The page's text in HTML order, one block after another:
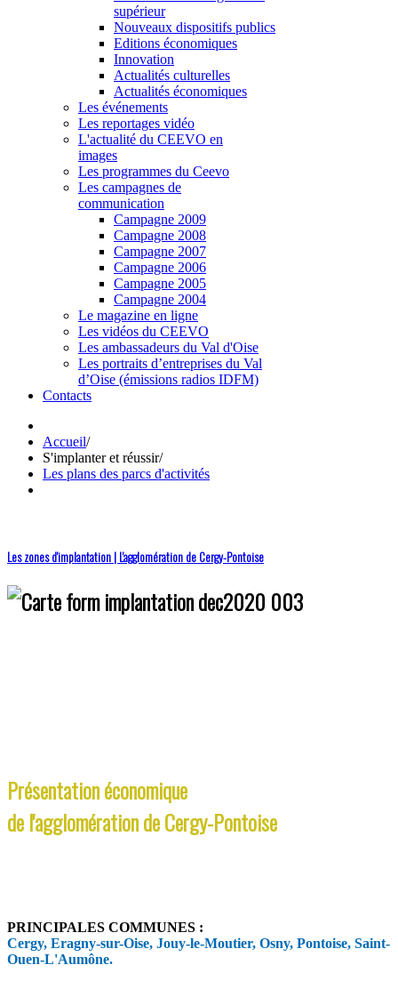
supérieur
Nouveaux dispositifs publics
Editions économiques
Innovation
Actualités culturelles
Actualités économiques
Les événements
Les reportages vidéo
L'actualité du CEEVO en
images
Les programmes du Ceevo
Les campagnes de
communication
Campagne 2009
Campagne 2008
Campagne 2007
Campagne 2006
Campagne 2005
Campagne 2004
Le magazine en ligne
Les vidéos du CEEVO
Les ambassadeurs du Val d'Oise
Les portraits d’entreprises du Val
d’Oise (émissions radios IDFM)
Contacts
Accueil/
S'implanter et réussir/
Les plans des parcs d'activités
Les zones d'implantation | L'agglomération de Cergy-Pontoise
Présentation économique
de l'agglomération de Cergy-Pontoise
PRINCIPALES COMMUNES :
Cergy, Eragny-sur-Oise, Jouy-le-Moutier, Osny, Pontoise, Saint-
Ouen-L'Aumône.